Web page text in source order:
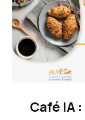
Café IA :